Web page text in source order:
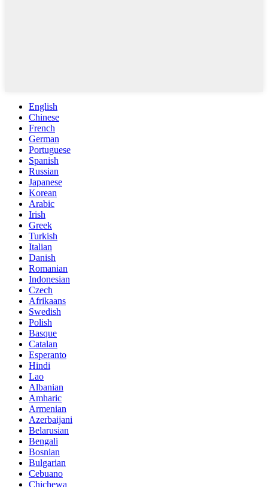
English
Chinese
French
German
Portuguese
Spanish
Russian
Japanese
Korean
Arabic
Irish
Greek
Turkish
Italian
Danish
Romanian
Indonesian
Czech
Afrikaans
Swedish
Polish
Basque
Catalan
Esperanto
Hindi
Lao
Albanian
Amharic
Armenian
Azerbaijani
Belarusian
Bengali
Bosnian
Bulgarian
Cebuano
Chichewa